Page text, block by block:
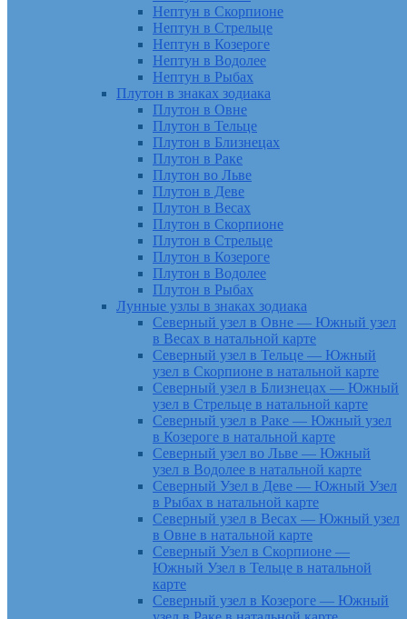
Нептун в Скорпионе
Нептун в Стрельце
Нептун в Козероге
Нептун в Водолее
Нептун в Рыбах
Плутон в знаках зодиака
Плутон в Овне
Плутон в Тельце
Плутон в Близнецах
Плутон в Раке
Плутон во Льве
Плутон в Деве
Плутон в Весах
Плутон в Скорпионе
Плутон в Стрельце
Плутон в Козероге
Плутон в Водолее
Плутон в Рыбах
Лунные узлы в знаках зодиака
Северный узел в Овне — Южный узел
в Весах в натальной карте
Северный узел в Тельце — Южный
узел в Скорпионе в натальной карте
Северный узел в Близнецах — Южный
узел в Стрельце в натальной карте
Северный узел в Раке — Южный узел
в Козероге в натальной карте
Северный узел во Льве — Южный
узел в Водолее в натальной карте
Северный Узел в Деве — Южный Узел
в Рыбах в натальной карте
Северный узел в Весах — Южный узел
в Овне в натальной карте
Северный Узел в Скорпионе —
Южный Узел в Тельце в натальной
карте
Северный узел в Козероге — Южный